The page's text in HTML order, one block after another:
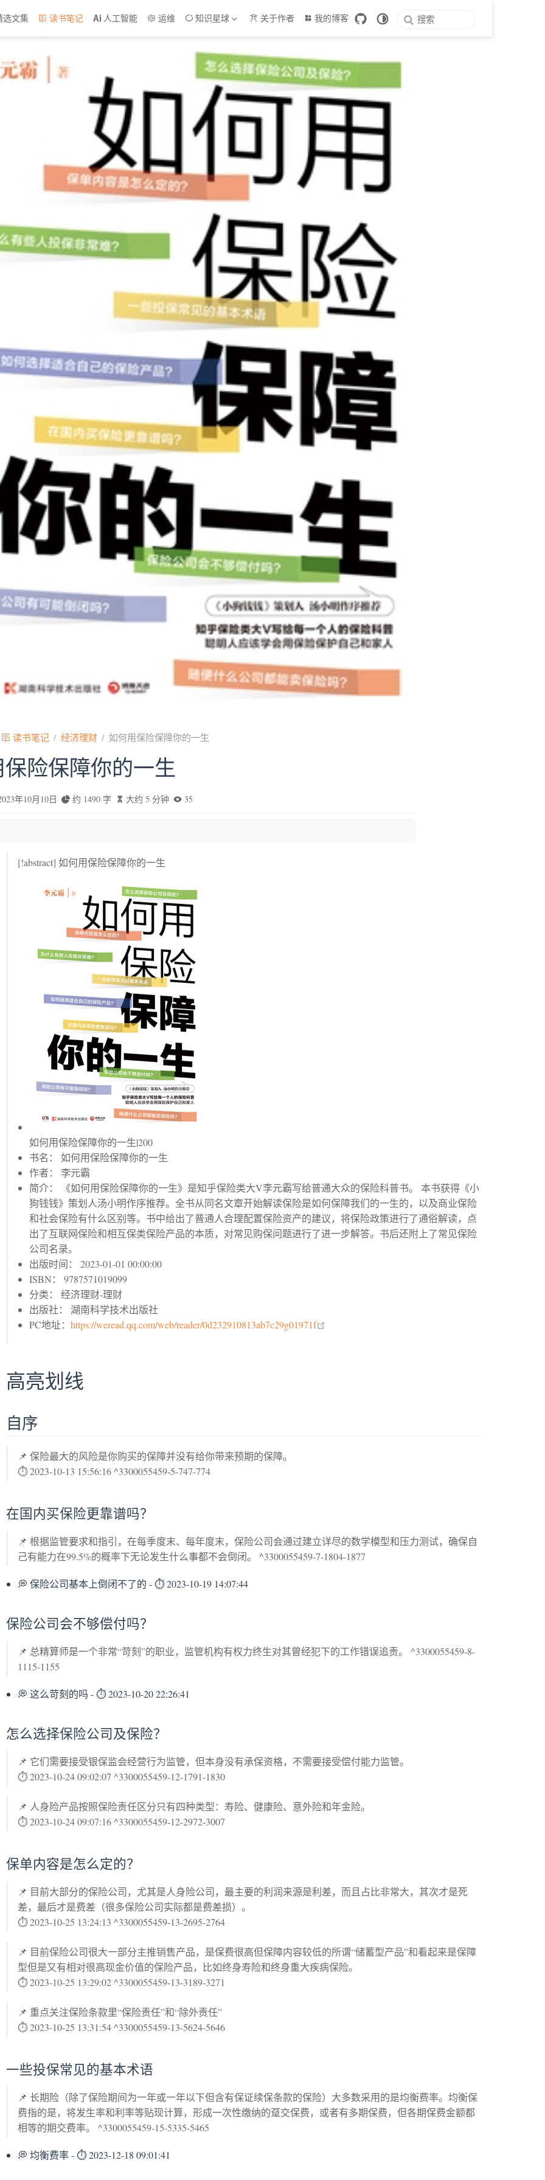
选文集 读书笔记 人工智能 运维 知识星球 关于作者 我的博客
读书笔记 经济理财 如何用保险保障你的一生
险保障你的一生
年10月10日 约 1490 字 大约 5 分钟 35
更靠谱吗？
自己的保险产品？
偿付吗？
基本术语
[!abstract] 如何用保险保障你的一生
如何用保险保障你的一生|200
书名： 如何用保险保障你的一生
作者： 李元霸
简介： 《如何用保险保障你的一生》是知乎保险类大V李元霸写给普通大众的保险科普书。 本书获得《小
狗钱钱》策划人汤小明作序推荐。全书从同名文章开始解读保险是如何保障我们的一生的，以及商业保险
和社会保险有什么区别等。书中给出了普通人合理配置保险资产的建议，将保险政策进行了通俗解读，点
出了互联网保险和相互保类保险产品的本质，对常见购保问题进行了进一步解答。书后还附上了常见保险
公司名录。
出版时间： 2023-01-01 00:00:00
ISBN： 9787571019099
分类： 经济理财-理财
出版社： 湖南科学技术出版社
PC地址：https://weread.qq.com/web/reader/0d232910813ab7c29g01971f
高亮划线
自序
📌 保险最大的风险是你购买的保障并没有给你带来预期的保障。
⏱ 2023-10-13 15:56:16 ^3300055459-5-747-774
在国内买保险更靠谱吗？
📌 根据监管要求和指引，在每季度末、每年度末，保险公司会通过建立详尽的数学模型和压力测试，确保自
己有能力在99.5%的概率下无论发生什么事都不会倒闭。 ^3300055459-7-1804-1877
💭 保险公司基本上倒闭不了的 - ⏱ 2023-10-19 14:07:44
保险公司会不够偿付吗？
📌 总精算师是一个非常“苛刻”的职业，监管机构有权力终生对其曾经犯下的工作错误追责。 ^3300055459-8-
1115-1155
💭 这么苛刻的吗 - ⏱ 2023-10-20 22:26:41
怎么选择保险公司及保险？
📌 它们需要接受银保监会经营行为监管，但本身没有承保资格，不需要接受偿付能力监管。
⏱ 2023-10-24 09:02:07 ^3300055459-12-1791-1830
📌 人身险产品按照保险责任区分只有四种类型：寿险、健康险、意外险和年金险。
⏱ 2023-10-24 09:07:16 ^3300055459-12-2972-3007
保单内容是怎么定的？
📌 目前大部分的保险公司，尤其是人身险公司，最主要的利润来源是利差，而且占比非常大，其次才是死
差，最后才是费差（很多保险公司实际都是费差损）。
⏱ 2023-10-25 13:24:13 ^3300055459-13-2695-2764
📌 目前保险公司很大一部分主推销售产品，是保费很高但保障内容较低的所谓“储蓄型产品”和看起来是保障
型但是又有相对很高现金价值的保险产品，比如终身寿险和终身重大疾病保险。
⏱ 2023-10-25 13:29:02 ^3300055459-13-3189-3271
📌 重点关注保险条款里“保险责任”和“除外责任”
⏱ 2023-10-25 13:31:54 ^3300055459-13-5624-5646
一些投保常见的基本术语
📌 长期险（除了保险期间为一年或一年以下但含有保证续保条款的保险）大多数采用的是均衡费率。均衡保
费指的是，将发生率和利率等贴现计算，形成一次性缴纳的趸交保费，或者有多期保费，但各期保费金额都
相等的期交费率。 ^3300055459-15-5335-5465
💭 均衡费率 - ⏱ 2023-12-18 09:01:41